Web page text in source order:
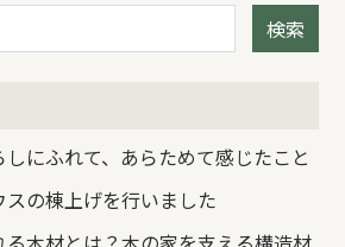
変わっているようです。 不動産で
法の改正や相続土地国庫帰属制度。
条件下での自動車の完全自動運転解
着用が義務化された自転車に注目
について親子で学ぼうという企
検索
にふれて、あらためて感じたこと
の棟上げを行いました